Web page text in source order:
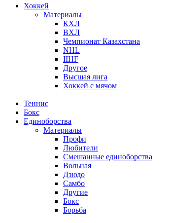
Хоккей
Материалы
КХЛ
ВХЛ
Чемпионат Казахстана
NHL
IIHF
Другое
Высшая лига
Хоккей с мячом
Теннис
Бокс
Единоборства
Материалы
Профи
Любители
Смешанные единоборства
Вольная
Дзюдо
Самбо
Другие
Бокс
Борьба